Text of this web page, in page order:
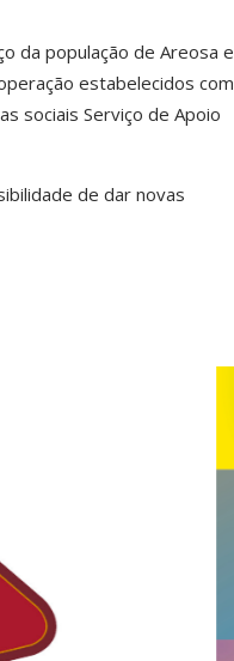
da população de Areosa e
estabelecidos com
sociais Serviço de Apoio
de dar novas